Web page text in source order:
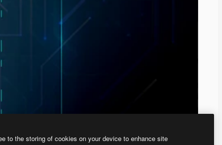
to the storing of cookies on your device to enhance site